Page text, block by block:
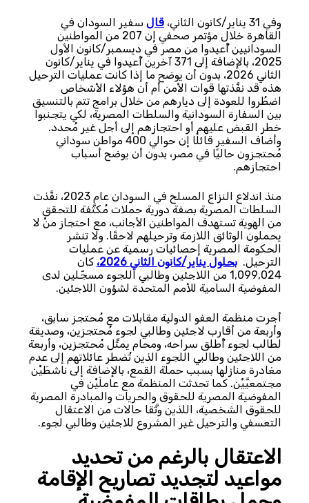
وفي 31 يناير/كانون الثاني، قال سفير السودان في
القاهرة خلال مؤتمر صحفي إن 207 من المواطنين
السودانيين أُعيدوا من مصر في ديسمبر/كانون الأول
2025، بالإضافة إلى 371 آخرين أُعيدوا في يناير/كانون
الثاني 2026، بدون أن يوضح ما إذا كانت عمليات الترحيل
هذه قد نفَّذتها قوات الأمن أم أن هؤلاء الأشخاص
اضطُروا للعودة إلى ديارهم من خلال برامج تتم بالتنسيق
بين السفارة السودانية والسلطات المصرية، لكي يتجنبوا
خطر القبض عليهم أو احتجازهم إلى أجل غير مُحدد.
وأضاف السفير قائلًا إن حوالي 400 مواطن سوداني
مُحتجزون حاليًا في مصر، بدون أن يوضح أسباب
احتجازهم.
منذ اندلاع النزاع المسلح في السودان عام 2023، نفَّذت
السلطات المصرية بصفة دورية حملات مُكثَّفة للتحقق
من الهوية تستهدف المواطنين الأجانب، مع احتجاز منْ لا
يحملون الوثائق اللازمة وترحيلهم لاحقًا. ولا تنشر
الحكومة المصرية إحصائيات رسمية عن عمليات
الترحيل. بحلول يناير/كانون الثاني 2026،
كان
1,099,024 من اللاجئين وطالبي اللجوء مسجّلين لدى
المفوضية السامية للأمم المتحدة لشؤون اللاجئين.
أجرت منظمة العفو الدولية مقابلات مع مُحتجز سابق،
وأربعة من أقارب لاجئين وطالبي لجوء مُحتجزين، وصديقة
لطالب لجوء أُطلق سراحه، ومحام يمثِّل مُحتجزين، وأربعة
من اللاجئين وطالبي اللجوء الذين تُضطر عائلاتهم إلى عدم
مغادرة منازلها بسبب حملة القمع، بالإضافة إلى ناشطَيْن
مجتمعيَّيْن. كما تحدثت المنظمة مع عاملَيْن في
المفوضية المصرية للحقوق والحريات والمبادرة المصرية
للحقوق الشخصية، اللذين وثَّقا حالات من الاعتقال
التعسفي والترحيل غير المشروع للاجئين وطالبي لجوء.
الاعتقال بالرغم من تحديد
مواعيد لتجديد تصاريح الإقامة